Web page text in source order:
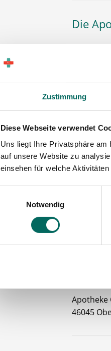
Zustimmung
Diese Webseite verwendet
Uns liegt Ihre Privatsphäre
auf unsere Website zu
einsehen für welche
Notwendig
Die
13.
Ticket
Bitte
Apotheke
46045